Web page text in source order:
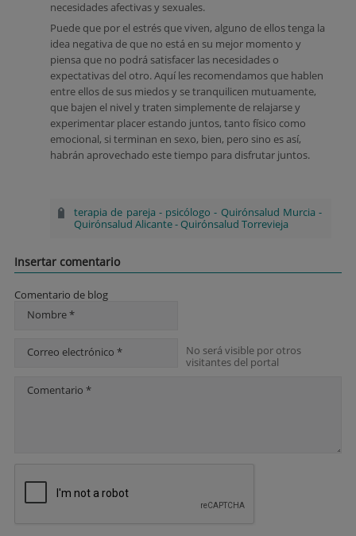
necesidades afectivas y sexuales.
Puede que por el estrés que viven, alguno de ellos tenga la
idea negativa de que no está en su mejor momento y
piensa que no podrá satisfacer las necesidades o
expectativas del otro. Aquí les recomendamos que hablen
entre ellos de sus miedos y se tranquilicen mutuamente,
que bajen el nivel y traten simplemente de relajarse y
experimentar placer estando juntos, tanto físico como
emocional, si terminan en sexo, bien, pero sino es así,
habrán aprovechado este tiempo para disfrutar juntos.
terapia de pareja - psicólogo - Quirónsalud Murcia -
Quirónsalud Alicante-Quirónsalud Torrevieja
Insertar comentario
Comentario de blog
Nombre *
Correo electrónico *
No será visible por otros
visitantes del portal
Comentario *